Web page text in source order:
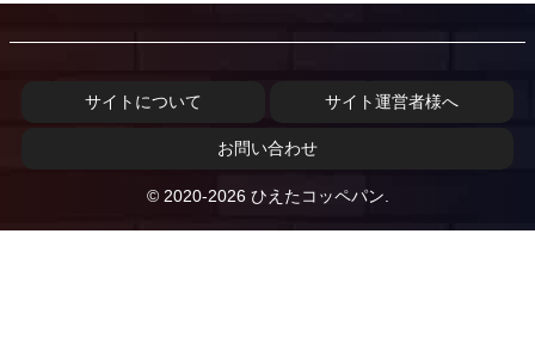
サイトについて サイト運営者様へ
お問い合わせ
© 2020-2026 ひえたコッペパン.